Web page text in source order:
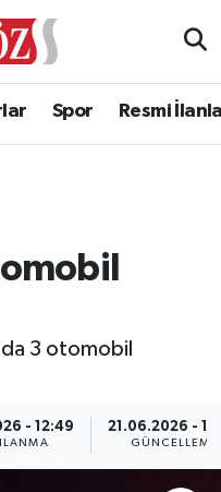
Spor Resmi
3 otomobil
- 12:49 21.06.2026 -
GÜNCELLEME